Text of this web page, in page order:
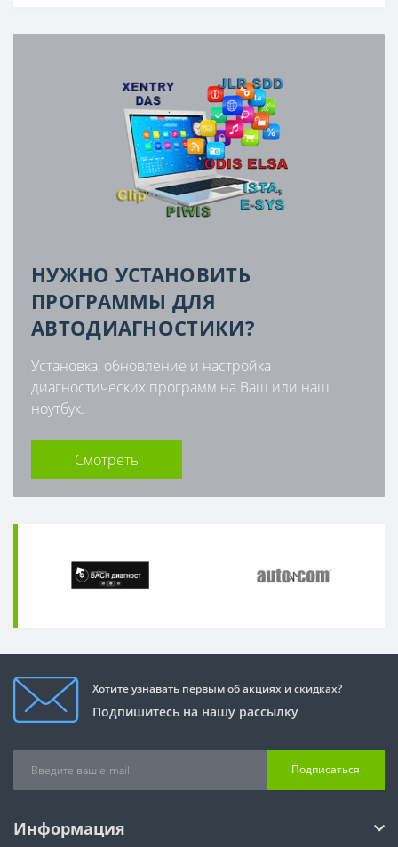
НУЖНО УСТАНОВИТЬ
ПРОГРАММЫ ДЛЯ
АВТОДИАГНОСТИКИ?
Установка, обновление и настройка
диагностических программ на Ваш или наш
ноутбук.
Смотреть
Хотите узнавать первым об акциях и скидках?
Подпишитесь на нашу рассылку
Подписаться
Информация